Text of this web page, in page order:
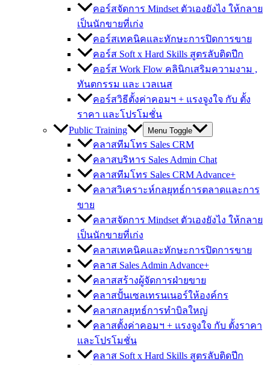
คอร์สจัดการ Mindset ตัวเองยังไง ให้กลาย
เป็นนักขายที่เก่ง
คอร์สเทคนิคและทักษะการปิดการขาย
คอร์ส Soft x Hard Skills สูตรลับติดปีก
คอร์ส Work Flow คลินิกเสริมความงาม ,
ทันตกรรม และ เวลเนส
คอร์สวิธีตั้งค่าคอมฯ + แรงจูงใจ กับ ตั้ง
ราคา และโปรโมชั่น
Public Training
Menu Toggle
คลาสทีมโทร Sales CRM
คลาสบริหาร Sales Admin Chat
คลาสทีมโทร Sales CRM Advance+
คลาสวิเคราะห์กลยุทธ์การตลาดและการ
ขาย
คลาสจัดการ Mindset ตัวเองยังไง ให้กลาย
เป็นนักขายที่เก่ง
คลาสเทคนิคและทักษะการปิดการขาย
คลาส Sales Admin Advance+
คลาสสร้างผู้จัดการฝ่ายขาย
คลาสปั้นเซลเทรนเนอร์ให้องค์กร
คลาสกลยุทธ์การทำบิลใหญ่
คลาสตั้งค่าคอมฯ + แรงจูงใจ กับ ตั้งราคา
และโปรโมชั่น
คลาส Soft x Hard Skills สูตรลับติดปีก